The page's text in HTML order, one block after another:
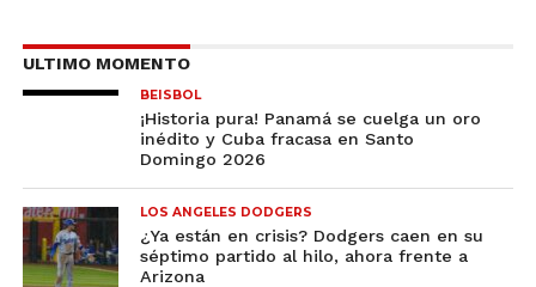
ULTIMO MOMENTO
BEISBOL
¡Historia pura! Panamá se cuelga un oro
inédito y Cuba fracasa en Santo
Domingo 2026
LOS ANGELES DODGERS
¿Ya están en crisis? Dodgers caen en su
séptimo partido al hilo, ahora frente a
Arizona